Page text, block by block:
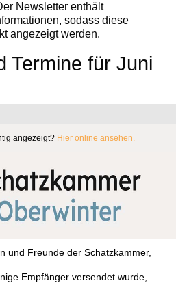
Newsletter enthält
sodass diese
angezeigt werden.
Termine für Juni
angezeigt? Hier online ansehen.‍
und Freunde der Schatzkammer,
Empfänger versendet wurde,